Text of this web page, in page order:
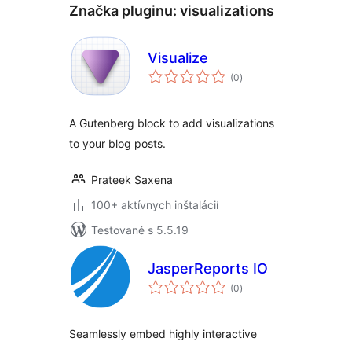
Značka pluginu: visualizations
Visualize
(0celkové
hodnotenie
)
A Gutenberg block to add visualizations
to your blog posts.
Prateek Saxena
100+ aktívnych inštalácií
Testované s 5.5.19
JasperReports IO
(0celkové
hodnotenie
)
Seamlessly embed highly interactive